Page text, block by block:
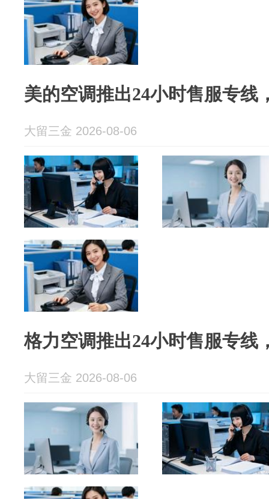
美的空调推出24小时售服专线
大留三金 2026-08-06
格力空调推出24小时售服专线
大留三金 2026-08-06